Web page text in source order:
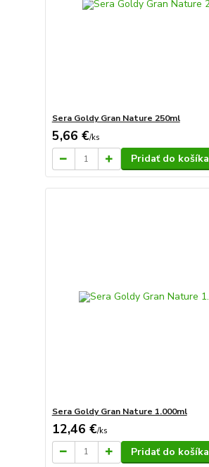
Sera Goldy Gran Nature 250ml
5,66 €/ks
Pridať do košíka
Sera Goldy Gran Nature 1.000ml
12,46 €/ks
Pridať do košíka